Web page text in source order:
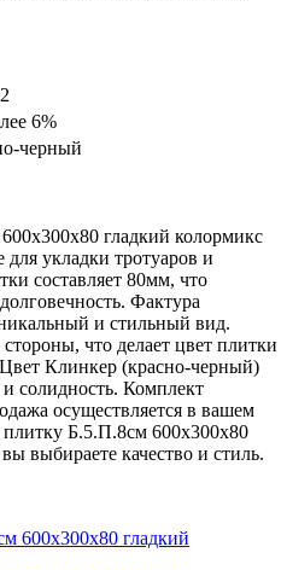
6%
черный
гладкий колормикс
укладки тротуаров и
составляет 80мм, что
Фактура
и стильный вид.
что делает цвет плитки
Клинкер (красно-черный)
и солидность. Комплект
осуществляется в вашем
Б.5.П.8см 600х300х80
выбираете качество и стиль.